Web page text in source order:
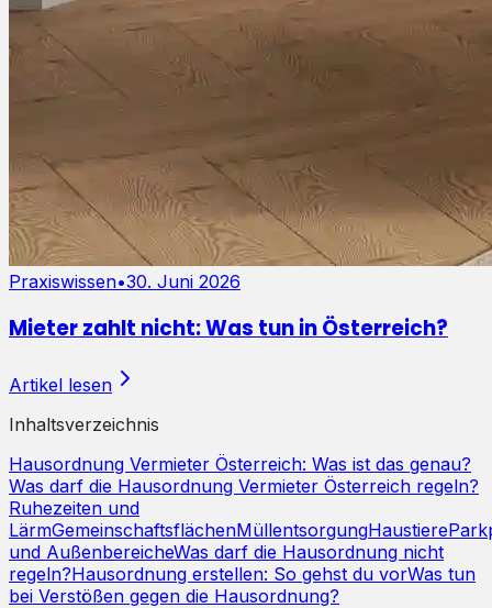
Praxiswissen•30. Juni 2026
Mieter zahlt nicht: Was tun in Österreich?
Artikel lesen
Inhaltsverzeichnis
Hausordnung Vermieter Österreich: Was ist das genau?
Was darf die Hausordnung Vermieter Österreich regeln?
Ruhezeiten und
LärmGemeinschaftsflächenMüllentsorgungHaustiere
und AußenbereicheWas darf die Hausordnung nicht
regeln?Hausordnung erstellen: So gehst du vorWas tun
bei Verstößen gegen die Hausordnung?